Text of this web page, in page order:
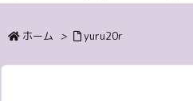
ホーム > yuru20r